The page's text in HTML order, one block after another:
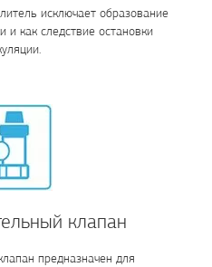
исключает образование
и как следствие остановки
клапан
предназначен для